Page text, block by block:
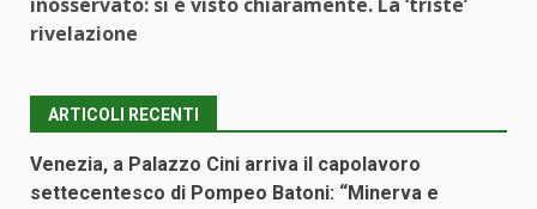
inosservato: si è visto chiaramente. La ‘triste’
rivelazione
ARTICOLI RECENTI
Venezia, a Palazzo Cini arriva il capolavoro
settecentesco di Pompeo Batoni: “Minerva e